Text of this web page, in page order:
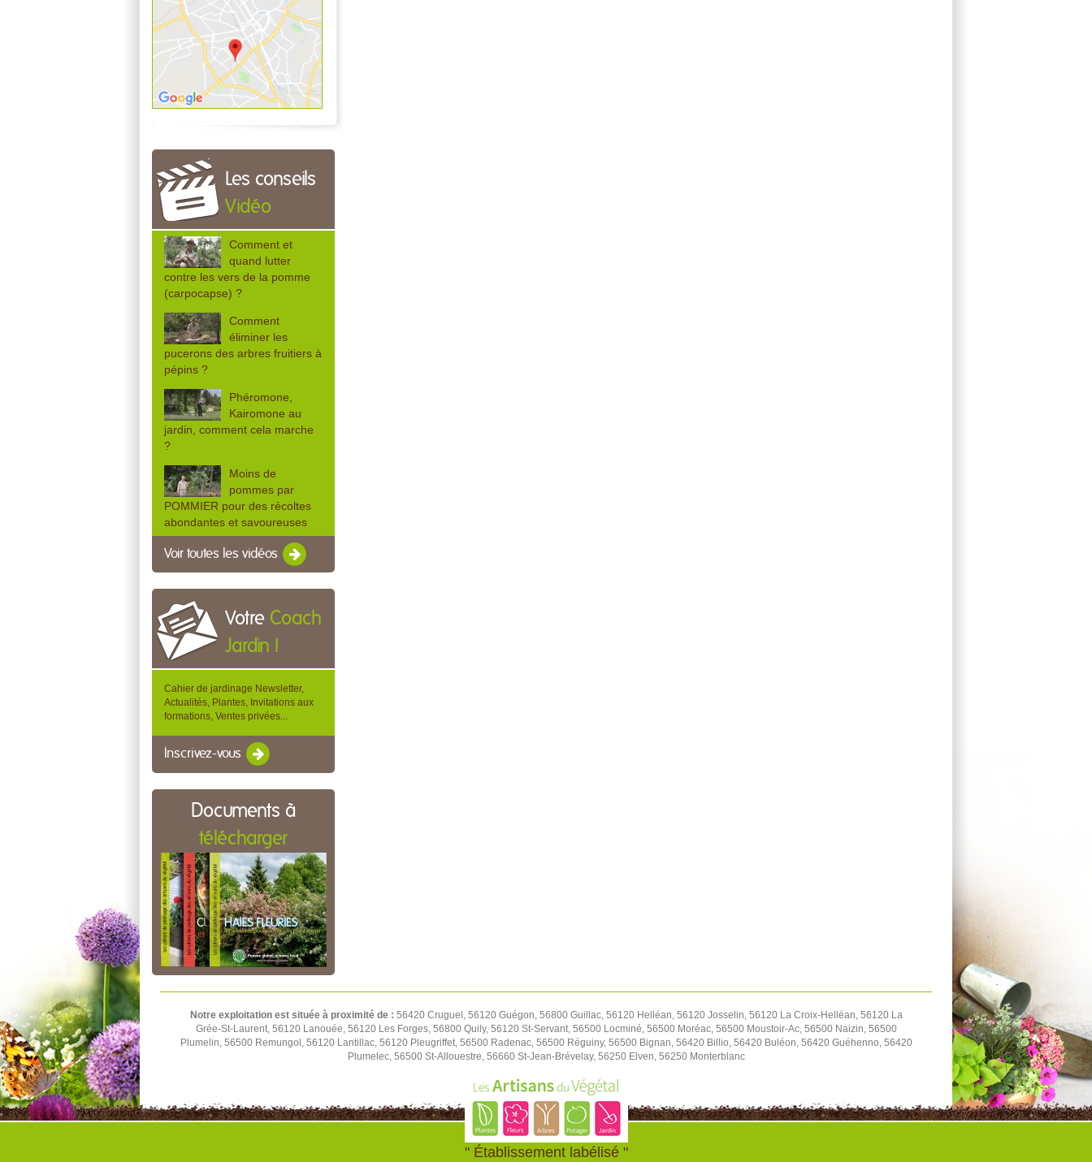
Les conseils
Vidéo
Comment et
quand lutter
contre les vers de la pomme
(carpocapse) ?
Comment
éliminer les
pucerons des arbres fruitiers à
pépins ?
Phéromone,
Kairomone au
jardin, comment cela marche
?
Moins de
pommes par
POMMIER pour des récoltes
abondantes et savoureuses
Voir toutes les vidéos
Votre Coach
Jardin !
Cahier de jardinage Newsletter,
Actualités, Plantes, Invitations aux
formations, Ventes privées...
Inscrivez-vous
Documents à
télécharger
Notre exploitation est située à proximité de : 56420 Cruguel, 56120 Guégon, 56800 Guillac, 56120 Helléan, 56120 Josselin, 56120 La Croix-Helléan, 56120 La
Grée-St-Laurent, 56120 Lanouée, 56120 Les Forges, 56800 Quily, 56120 St-Servant, 56500 Locminé, 56500 Moréac, 56500 Moustoir-Ac, 56500 Naizin, 56500
Plumelin, 56500 Remungol, 56120 Lantillac, 56120 Pleugriffet, 56500 Radenac, 56500 Réguiny, 56500 Bignan, 56420 Billio, 56420 Buléon, 56420 Guéhenno, 56420
Plumelec, 56500 St-Allouestre, 56660 St-Jean-Brévelay, 56250 Elven, 56250 Monterblanc
" Établissement labélisé "